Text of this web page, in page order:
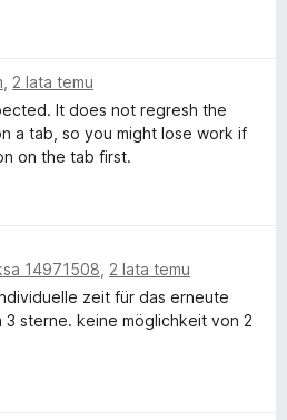
2 lata temu
It does not regresh the
a tab, so you might lose work if
on the tab first.
14971508 2 lata temu
zeit für das erneute
sterne. keine möglichkeit von 2